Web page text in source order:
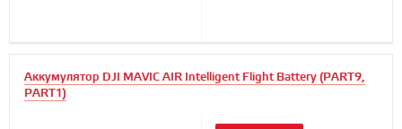
Аккумулятор DJI MAVIC AIR Intelligent Flight Battery (PART9,
PART1)